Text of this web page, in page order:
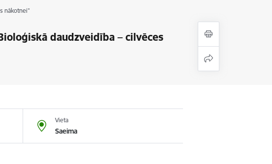
nākotnei”
daudzveidība – cilvēces
Vieta
Saeima